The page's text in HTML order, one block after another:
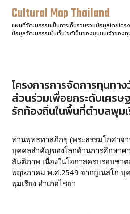
Cultural Map Thailand
แผนที่วัฒนธรรมเป็นการเก็บรวบรวมข้อมูลโดยโคร
ข้อมูลวัฒนธรรมในเว็บไซต์เป็นของชุมชนเจ้าของ
โครงการการจัดการทุนท
ส่วนร่วมเพื่อยกระดับเศร
รักท้องถิ่นในพื้นที่ตำบลพุมเ
ท่านพุทธทาสภิกขุ (พระธรรมโกศาจา
บุคคลสำคัญของโลกด้านการศึกษาศ
สันติภาพ เนื่องในโอกาสครบรอบชา
พฤษภาคม พ.ศ.2549 จากยูเนสโก
พุมเรียง อำเภอไชยา